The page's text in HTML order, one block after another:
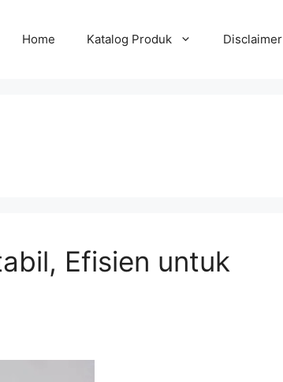
Home Katalog Produk Disclaimer
Efisien untuk